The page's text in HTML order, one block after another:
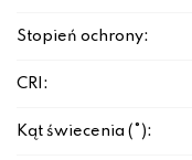
Stopień ochrony:
CRI:
Kąt świecenia (°):